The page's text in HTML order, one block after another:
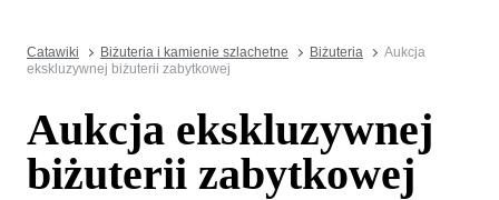
Catawiki Biżuteria i kamienie szlachetne Biżuteria
Aukcja
ekskluzywnej biżuterii zabytkowej
Aukcja ekskluzywnej
biżuterii zabytkowej